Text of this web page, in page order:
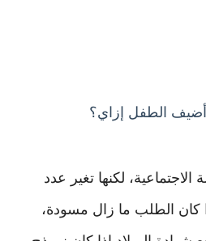
الطفل إزاي؟
الاجتماعية، لكنها تغير عدد
كان الطلب ما زال مسودة،